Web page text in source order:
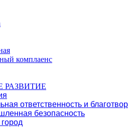
комплаенс
РАЗВИТИЕ
ответственность и
безопасность